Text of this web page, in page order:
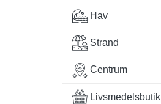
Hav
Strand
Centrum
Livsmedelsbutik